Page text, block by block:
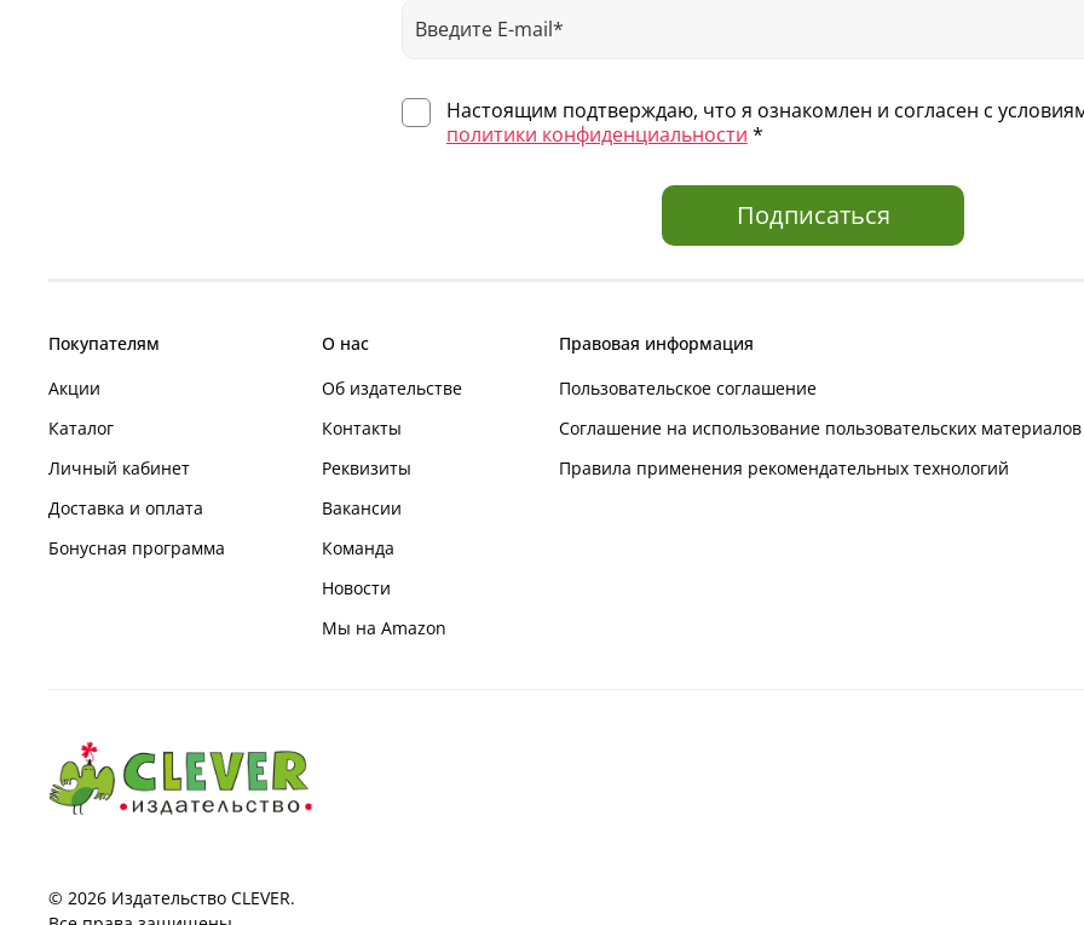
Настоящим подтверждаю, что я ознакомлен и согласен с
политики конфиденциальности *
Подписаться
Покупателям
Акции
Каталог
Личный кабинет
Доставка и оплата
Бонусная программа
О нас
Об издательстве
Контакты
Реквизиты
Вакансии
Команда
Новости
Мы на Amazon
Правовая информация
Пользовательское соглашение
Соглашение на использование пользовательских материалов
Правила применения рекомендательных технологий
© 2026 Издательство CLEVER.